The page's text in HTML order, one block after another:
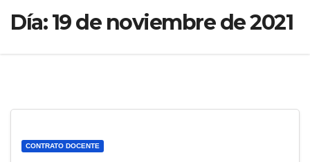
Día:19 de noviembre de 2021
CONTRATO DOCENTE